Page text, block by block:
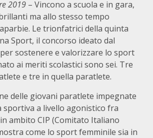
2019 – Vincono a scuola e in gara,
ma allo stesso tempo
Le trionfatrici della quinta
Sport, il concorso ideato dal
sostenere e valorizzare lo sport
ai meriti scolastici sono sei. Tre
e tre in quella paratlete.
delle giovani paratlete impegnate
sportiva a livello agonistico fra
ambito CIP (Comitato Italiano
come lo sport femminile sia in